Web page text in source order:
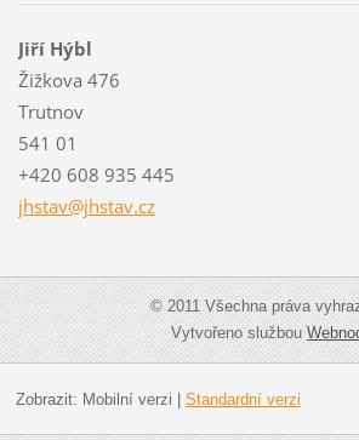
Jiří Hýbl
Žižkova 476
Trutnov
541 01
+420 608 935 445
jhstav@jhstav.cz
© 2011 Všechna práva
Vytvořeno službou
Zobrazit: Mobilní verzi Standardní verzi